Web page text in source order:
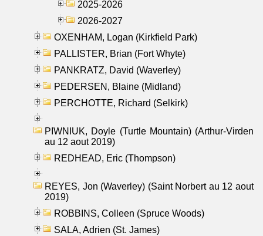
2025-2026
2026-2027
OXENHAM, Logan (Kirkfield Park)
PALLISTER, Brian (Fort Whyte)
PANKRATZ, David (Waverley)
PEDERSEN, Blaine (Midland)
PERCHOTTE, Richard (Selkirk)
PIWNIUK, Doyle (Turtle Mountain) (Arthur-Virden
au 12 aout 2019)
REDHEAD, Eric (Thompson)
REYES, Jon (Waverley) (Saint Norbert au 12 aout
2019)
ROBBINS, Colleen (Spruce Woods)
SALA, Adrien (St. James)